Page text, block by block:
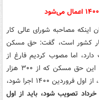
اینکه مصاحبه شورای عالی کار
کار کشور است، گفت:‌ حق مسکن
اما مصوب کردیم فارغ از
اینکه دولت چه زمانی آن را تصویب کند، این حق مسکن که از ۳۰۰ هزار
تصویب شود، باید از اول